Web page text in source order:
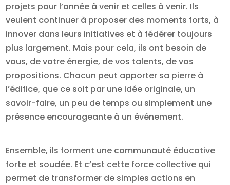
projets pour l’année à venir et celles à venir. Ils
veulent continuer à proposer des moments forts, à
innover dans leurs initiatives et à fédérer toujours
plus largement. Mais pour cela, ils ont besoin de
vous, de votre énergie, de vos talents, de vos
propositions. Chacun peut apporter sa pierre à
l’édifice, que ce soit par une idée originale, un
savoir-faire, un peu de temps ou simplement une
présence encourageante à un événement.
Ensemble, ils forment une communauté éducative
forte et soudée. Et c’est cette force collective qui
permet de transformer de simples actions en